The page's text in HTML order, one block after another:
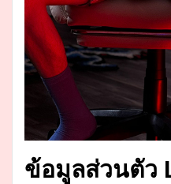
ข้อมูลส่วนตัว